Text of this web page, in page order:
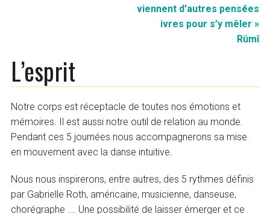
viennent d’autres pensées
ivres pour s’y mêler »
Rûmî
L’esprit
Notre corps est réceptacle de toutes nos émotions et
mémoires. Il est aussi notre outil de relation au monde.
Pendant ces 5 journées nous accompagnerons sa mise
en mouvement avec la danse intuitive.
Nous nous inspirerons, entre autres, des 5 rythmes définis
par Gabrielle Roth, américaine, musicienne, danseuse,
chorégraphe …. Une possibilité de laisser émerger et ce